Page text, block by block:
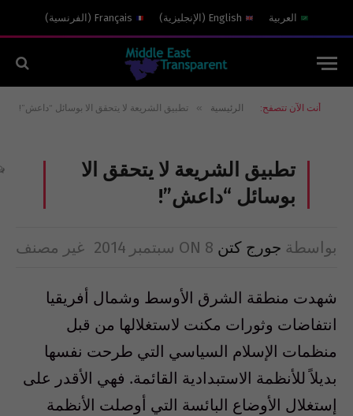
العربية English
( الإنجليزية)
Français
( الفرنسية)
أنت الآن تتصفح: الرئيسية » تطبيق الشريعة لا يتحقق الا بوسائل “داعش”!
تطبيق الشريعة لا يتحقق الا
بوسائل “داعش”!
بواسطة جورج كتن ON 8 سبتمبر 2014 غير مصنف
شهدت منطقة الشرق الأوسط وشمال أفريقيا
انتفاضات وثورات مكنت لاستغلالها من قبل
منظمات الإسلام السياسي التي طرحت نفسها
بديلاً للأنظمة الاستبدادية القائمة. فهي الأقدر على
إستغلال الأوضاع البائسة التي أوصلت الأنظمة